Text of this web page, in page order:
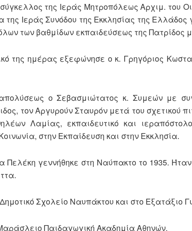
της Ιεράς Μητροπόλεως Αρχιμ. του
Ιεράς Συνόδου της Εκκλησίας της
των βαθμίδων εκπαιδεύσεως της Πατρίδος
ημέρας εξεφώνησε ο κ. Γρηγόριος
ο Σεβασμιώτατος κ. Συμεών με
τον Αργυρούν Σταυρόν μετά του σχετικού
Λαμίας, εκπαιδευτικό και
στην Εκπαίδευση και στην Εκκλησία.
γεννήθηκε στη Ναύπακτο το 1935. Ήταν
Σχολείο Ναυπάκτου και στο Εξατάξιο
Παιδαγωγική Ακαδημία Αθηνών.